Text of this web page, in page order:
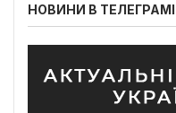
НОВИНИ В